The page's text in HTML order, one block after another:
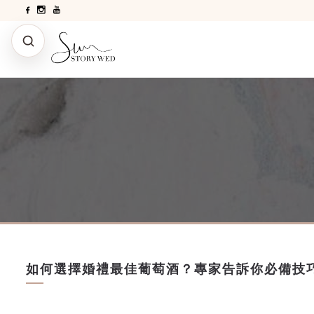
如何選擇婚禮最佳葡萄酒？專家告訴你必備技